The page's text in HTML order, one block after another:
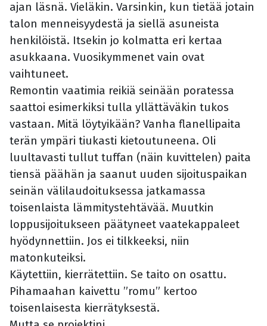
ajan läsnä. Vieläkin. Varsinkin, kun tietää jotain
talon menneisyydestä ja siellä asuneista
henkilöistä. Itsekin jo kolmatta eri kertaa
asukkaana. Vuosikymmenet vain ovat
vaihtuneet.
Remontin vaatimia reikiä seinään poratessa
saattoi esimerkiksi tulla yllättäväkin tukos
vastaan. Mitä löytyikään? Vanha flanellipaita
terän ympäri tiukasti kietoutuneena. Oli
luultavasti tullut tuffan (näin kuvittelen) paita
tiensä päähän ja saanut uuden sijoituspaikan
seinän välilaudoituksessa jatkamassa
toisenlaista lämmitystehtävää. Muutkin
loppusijoitukseen päätyneet vaatekappaleet
hyödynnettiin. Jos ei tilkkeeksi, niin
matonkuteiksi.
Käytettiin, kierrätettiin. Se taito on osattu.
Pihamaahan kaivettu ”romu” kertoo
toisenlaisesta kierrätyksestä.